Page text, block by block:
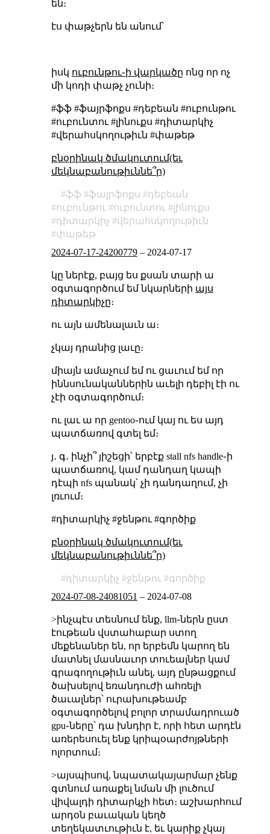
են։
էս փաթչերն են անում՝
իսկ ուբունթու֊ի վարկածը ոնց որ ոչ
մի կոդի փաթչ չունի։
#ֆֆ #ֆայրֆոքս #դեբեան #ուբունթու
#ուբունտու #լինուքս #դիտարկիչ
#վերահսկողութիւն #փաթեթ
բնօրինակ ծմակուտում(եւ
մեկնաբանութիւննե՞ր)
ֆֆ ֆայրֆոքս
դեբեան
ուբունթու
ուբունտու
լինուքս
դիտարկիչ
վերահսկողութիւն
փաթեթ
2024-07-17-24200779– 2024-07-17
կը ներէք, բայց ես քսան տարի ա
օգտագործում եմ նկարների այս
դիտարկիչը։
ու այն ամենալաւն ա։
չկայ դրանից լաւը։
միայն ամաչում եմ ու ցաւում եմ որ
իննսունականներին աւելի դեբիլ էի ու
չէի օգտագործում։
ու լաւ ա որ gentoo֊ում կայ ու ես այդ
պատճառով գտել եմ։
յ․ գ․ ինչի՞ յիշեցի՝ երբէք stall nfs handle֊ի
պատճառով, կամ դանդաղ կապի
դէպի nfs պանակ՝ չի դանդաղում, չի
լռւում։
#դիտարկիչ #ջենթու #գործիք
բնօրինակ ծմակուտում(եւ
մեկնաբանութիւննե՞ր)
դիտարկիչ ջենթու
գործիք
2024-07-08-24081051 – 2024-07-08
>ինչպէս տեսնում ենք, llm֊ներն ըստ
էութեան վստահաբար ստող
մեքենաներ են, որ երբեմն կարող են
մատնել մասնաւոր տուեալներ կամ
գրագողութիւն անել, այդ ընթացքում
ծախսելով եռանդուժի ահռելի
ծաւալներ՝ ուրախութեամբ
օգտագործելով բոլոր տրամադրուած
gpu֊ները՝ դա խնդիր է, որի հետ արդէն
առերեսուել ենք կրիպօարժոյթների
ոլորտում։
>այսպիսով, նպատակայարմար չենք
գտնում առաքել նման մի լուծում
վիվալդի դիտարկչի հետ։ աշխարհում
արդօն բաւական կեղծ
տեղեկատւութիւն է, եւ կարիք չկայ